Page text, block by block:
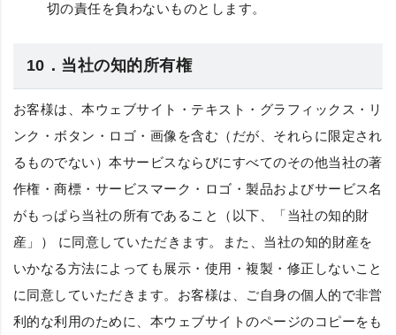
切の責任を負わないものとします。
10．当社の知的所有権
お客様は、本ウェブサイト・テキスト・グラフィックス・リ
ンク・ボタン・ロゴ・画像を含む（だが、それらに限定され
るものでない）本サービスならびにすべてのその他当社の著
作権・商標・サービスマーク・ロゴ・製品およびサービス名
がもっぱら当社の所有であること（以下、
「当社の知的財
産」
） に同意していただきます。また、当社の知的財産を
いかなる方法によっても展示・使用・複製・修正しないこと
に同意していただきます。お客様は、ご自身の個人的で非営
利的な利用のために、本ウェブサイトのページのコピーをも